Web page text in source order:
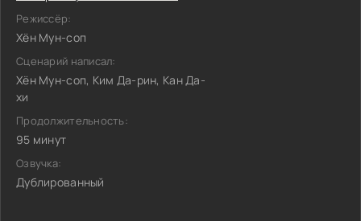
Режиссёр:
Хён Мун-соп
Сценарий написал:
Хён Мун-соп, Ким Да-рин, Кан Да-
хи
Продолжительность:
95 минут
Озвучка:
Дублированный